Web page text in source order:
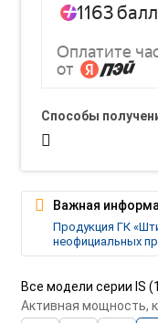
Все модели серии IS
Активная мощность,
Способы
Важная
Продукция ГК
неофициальных